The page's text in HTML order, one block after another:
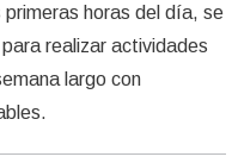
primeras horas del día, se
realizar actividades
largo con